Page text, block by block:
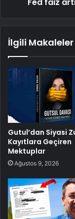
İlgili Makaleler
Gutul’dan Siyasi
Kayıtlara Geçiren
Mektuplar
Ağustos 9, 2026